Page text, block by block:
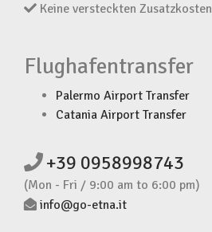
Keine versteckten Zusatzkosten
Flughafentransfer
Palermo Airport Transfer
Catania Airport Transfer
+39 0958998743
(Mon - Fri / 9:00 am to 6:00 pm)
info@go-etna.it